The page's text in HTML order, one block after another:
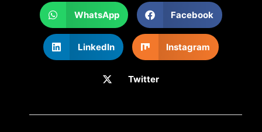
WhatsApp Facebook
LinkedIn Instagram
Twitter